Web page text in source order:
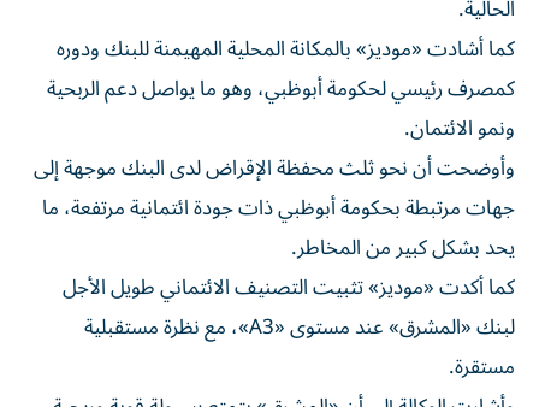
الحالية.
كما أشادت «موديز» بالمكانة المحلية المهيمنة للبنك ودوره
كمصرف رئيسي لحكومة أبوظبي، وهو ما يواصل دعم الربحية
ونمو الائتمان.
وأوضحت أن نحو ثلث محفظة الإقراض لدى البنك موجهة إلى
جهات مرتبطة بحكومة أبوظبي ذات جودة ائتمانية مرتفعة، ما
يحد بشكل كبير من المخاطر.
كما أكدت «موديز» تثبيت التصنيف الائتماني طويل الأجل
لبنك «المشرق» عند مستوى «A3»، مع نظرة مستقبلية
مستقرة.